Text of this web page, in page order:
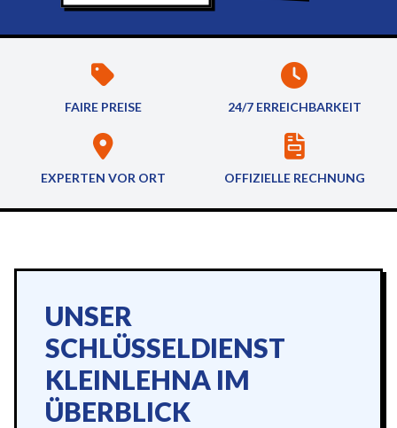
FAIRE PREISE 24/7 ERREICHBARKEIT
EXPERTEN VOR ORT OFFIZIELLE RECHNUNG
UNSER
SCHLÜSSELDIENST
KLEINLEHNA IM
ÜBERBLICK